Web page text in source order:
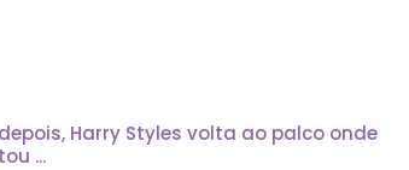
Harry Styles volta ao palco onde
...